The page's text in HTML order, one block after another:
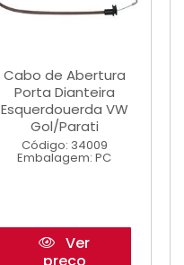
Cabo de Abertura
Porta Dianteira
Esquerdouerda VW
Gol/Parati
Código: 34009
Embalagem: PC
Ver